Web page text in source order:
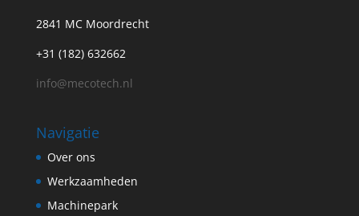
2841 MC Moordrecht
+31 (182) 632662
info@mecotech.nl
Navigatie
Over ons
Werkzaamheden
Machinepark